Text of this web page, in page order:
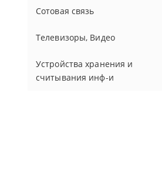
Сотовая связь
Телевизоры, Видео
Устройства хранения и
считывания инф-и